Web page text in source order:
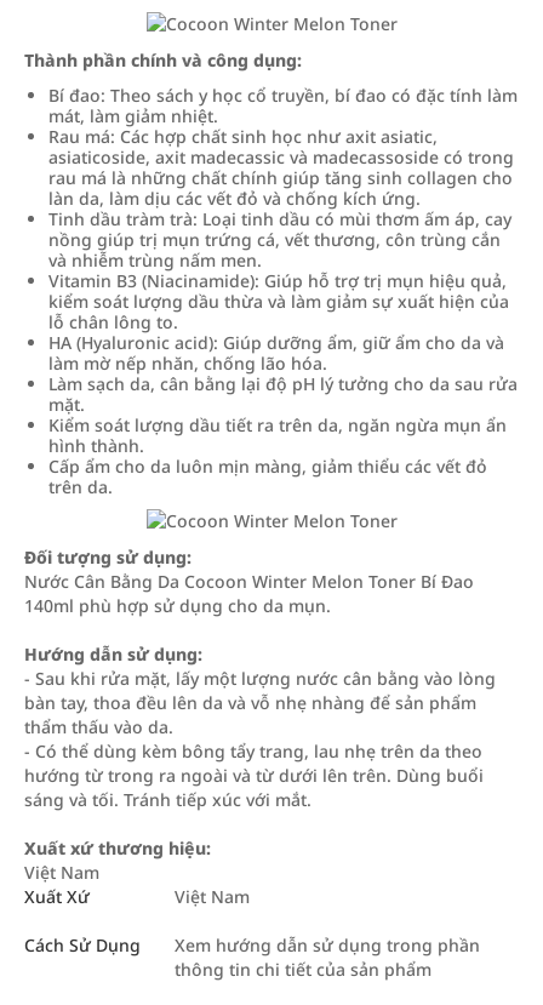
Thành phần chính và công dụng:
Bí đao: Theo sách y học cổ truyền, bí đao có đặc tính làm
mát, làm giảm nhiệt.
Rau má: Các hợp chất sinh học như axit asiatic,
asiaticoside, axit madecassic và madecassoside có trong
rau má là những chất chính giúp tăng sinh collagen cho
làn da, làm dịu các vết đỏ và chống kích ứng.
Tinh dầu tràm trà: Loại tinh dầu có mùi thơm ấm áp, cay
nồng giúp trị mụn trứng cá, vết thương, côn trùng cắn
và nhiễm trùng nấm men.
Vitamin B3 (Niacinamide): Giúp hỗ trợ trị mụn hiệu quả,
kiểm soát lượng dầu thừa và làm giảm sự xuất hiện của
lỗ chân lông to.
HA (Hyaluronic acid): Giúp dưỡng ẩm, giữ ẩm cho da và
làm mờ nếp nhăn, chống lão hóa.
Làm sạch da, cân bằng lại độ pH lý tưởng cho da sau rửa
mặt.
Kiểm soát lượng dầu tiết ra trên da, ngăn ngừa mụn ẩn
hình thành.
Cấp ẩm cho da luôn mịn màng, giảm thiểu các vết đỏ
trên da.
Đối tượng sử dụng:
Nước Cân Bằng Da Cocoon Winter Melon Toner Bí Đao
140ml phù hợp sử dụng cho da mụn.
Hướng dẫn sử dụng:
- Sau khi rửa mặt, lấy một lượng nước cân bằng vào lòng
bàn tay, thoa đều lên da và vỗ nhẹ nhàng để sản phẩm
thẩm thấu vào da.
- Có thể dùng kèm bông tẩy trang, lau nhẹ trên da theo
hướng từ trong ra ngoài và từ dưới lên trên. Dùng buổi
sáng và tối. Tránh tiếp xúc với mắt.
Xuất xứ thương hiệu:
Việt Nam
Xuất Xứ
Việt Nam
Cách Sử Dụng
Xem hướng dẫn sử dụng trong phần
thông tin chi tiết của sản phẩm